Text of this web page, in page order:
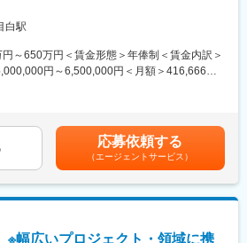
けた場合、メーカーに転籍することも可能で
頼があったとしても、別のプロジェクトに
々に応じたプロジェクトを提示するなどフレ
が形成できます。その他、本社部門（マネー
中心としたクライアントのプロジェクトへの
アの医療機関（開業医、病院）を訪問して、
解決するための医薬品情報を提供、副作用情
ただきます。
ン
る、国内でも数少ない大手企業です！現在医
お持ちの方を対象に、医療機器の営業担当
。
ーの案件を数多く保有しており、カテーテ
カルテ、中には医療系Saas製品など幅広いア
リアアップを考えている方、メーカーへの転
る方等、全力でサポートいたしますので是非
カー転籍を支援
細2＞全国勤務(希望勤務地考慮)住所：全国に
配属先は入社後に確定します。希望勤務地
変更の範囲：会社の定める事業所
白駅
～650万円＜賃金形態＞年俸制＜賃金内訳＞
円～6,500,000円＜月額＞416,666円
応募依頼する
（エージェントサービス）
※幅広いプロジェクト・領域に携